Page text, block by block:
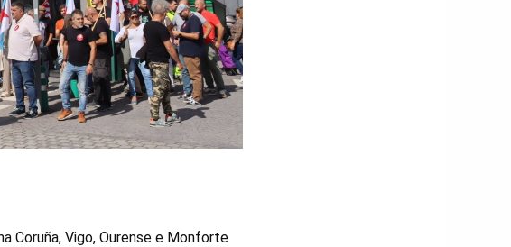
Coruña, Vigo, Ourense e Monforte